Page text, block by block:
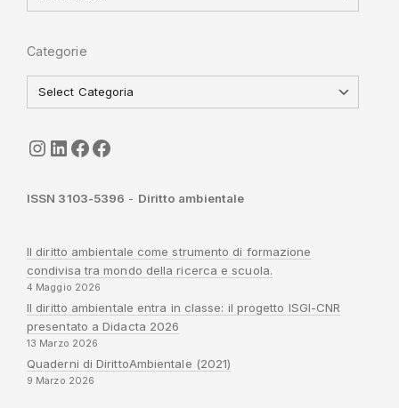
Categorie
seguici
LinkedIn
ISGI-CNRSapienza
ISSN 3103-5396 - Diritto ambientale
Il diritto ambientale come strumento di formazione
condivisa tra mondo della ricerca e scuola.
4 Maggio 2026
Il diritto ambientale entra in classe: il progetto ISGI-CNR
presentato a Didacta 2026
13 Marzo 2026
Quaderni di DirittoAmbientale (2021)
9 Marzo 2026